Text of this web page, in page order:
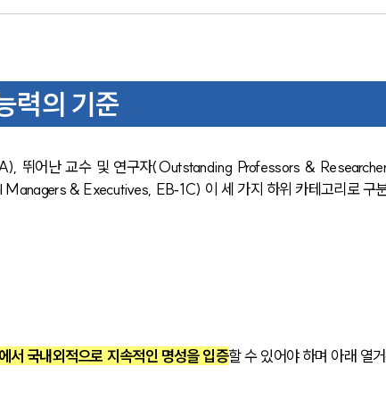
력의 기준
뛰어난 교수 및 연구자(Outstanding Professors &
& Executives, EB‑1C) 이 세 가지 하위 카테고리로 구
서 국내외적으로 지속적인 명성을 입증할 수 있어야 하며 아래 열